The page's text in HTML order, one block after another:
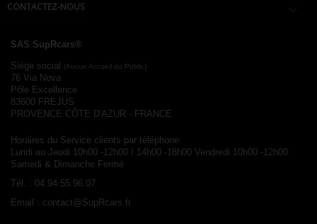
CONTACTEZ-NOUS
SAS SupRcars®
Siège social
(Aucun Accueil du Public)
76 Via Nova
Pôle Excellence
83600 FREJUS
PROVENCE CÔTE D'AZUR - FRANCE
Horaires du Service clients par téléphone:
Lundi au Jeudi 10h00 -12h00 / 14h00 -18h00 Vendredi 10h00 -12h00
Samedi & Dimanche Fermé
Tél. : 04.94.55.96.07
Email : contact@SupRcars.fr